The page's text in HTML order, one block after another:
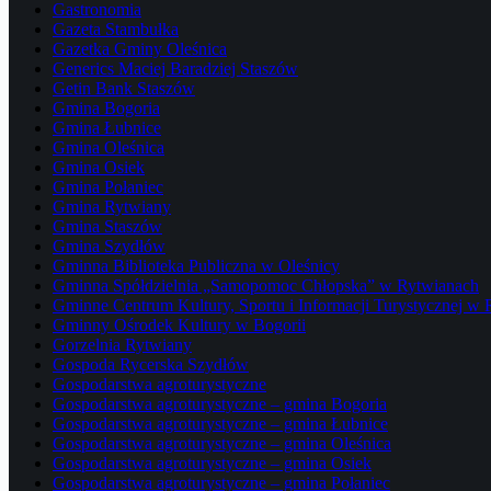
Gastronomia
Gazeta Stambułka
Gazetka Gminy Oleśnica
Generics Maciej Baradziej Staszów
Getin Bank Staszów
Gmina Bogoria
Gmina Łubnice
Gmina Oleśnica
Gmina Osiek
Gmina Połaniec
Gmina Rytwiany
Gmina Staszów
Gmina Szydłów
Gminna Biblioteka Publiczna w Oleśnicy
Gminna Spółdzielnia „Samopomoc Chłopska” w Rytwianach
Gminne Centrum Kultury, Sportu i Informacji Turystycznej w
Gminny Ośrodek Kultury w Bogorii
Gorzelnia Rytwiany
Gospoda Rycerska Szydłów
Gospodarstwa agroturystyczne
Gospodarstwa agroturystyczne – gmina Bogoria
Gospodarstwa agroturystyczne – gmina Łubnice
Gospodarstwa agroturystyczne – gmina Oleśnica
Gospodarstwa agroturystyczne – gmina Osiek
Gospodarstwa agroturystyczne – gmina Połaniec